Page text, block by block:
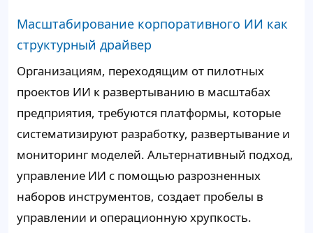
Масштабирование корпоративного ИИ как
структурный драйвер
Организациям, переходящим от пилотных
проектов ИИ к развертыванию в масштабах
предприятия, требуются платформы, которые
систематизируют разработку, развертывание и
мониторинг моделей. Альтернативный подход,
управление ИИ с помощью разрозненных
наборов инструментов, создает пробелы в
управлении и операционную хрупкость.